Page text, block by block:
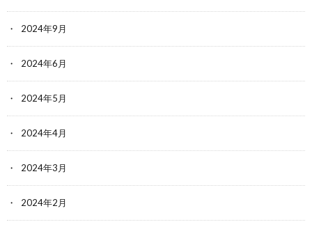
2024年9月
2024年6月
2024年5月
2024年4月
2024年3月
2024年2月